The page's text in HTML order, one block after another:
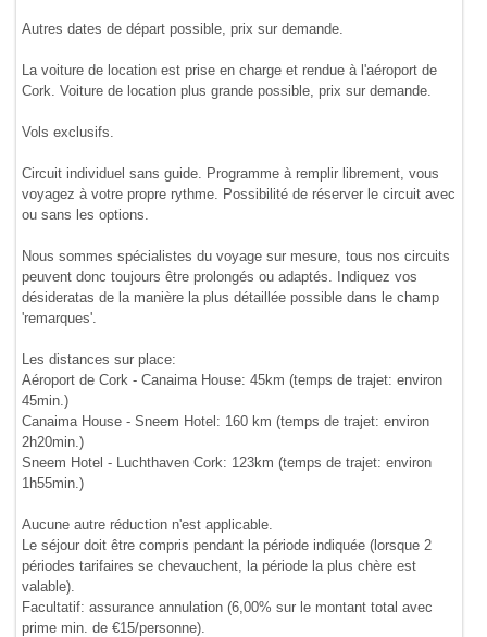
Autres dates de départ possible, prix sur demande.
La voiture de location est prise en charge et rendue à l'aéroport de
Cork. Voiture de location plus grande possible, prix sur demande.
Vols exclusifs.
Circuit individuel sans guide. Programme à remplir librement, vous
voyagez à votre propre rythme. Possibilité de réserver le circuit avec
ou sans les options.
Nous sommes spécialistes du voyage sur mesure, tous nos circuits
peuvent donc toujours être prolongés ou adaptés. Indiquez vos
désideratas de la manière la plus détaillée possible dans le champ
'remarques'.
Les distances sur place:
Aéroport de Cork - Canaima House: 45km (temps de trajet: environ
45min.)
Canaima House - Sneem Hotel: 160 km (temps de trajet: environ
2h20min.)
Sneem Hotel - Luchthaven Cork: 123km (temps de trajet: environ
1h55min.)
Aucune autre réduction n'est applicable.
Le séjour doit être compris pendant la période indiquée (lorsque 2
périodes tarifaires se chevauchent, la période la plus chère est
valable).
Facultatif: assurance annulation (6,00% sur le montant total avec
prime min. de €15/personne).